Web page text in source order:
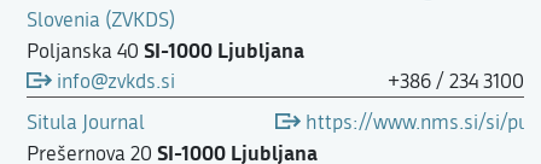
Slovenia (ZVKDS)
Poljanska 40 SI-1000 Ljubljana
+386 / 234 3100
info@zvkds.si
https://www.nms.si/si/
Situla Journal
Prešernova 20 SI-1000 Ljubljana